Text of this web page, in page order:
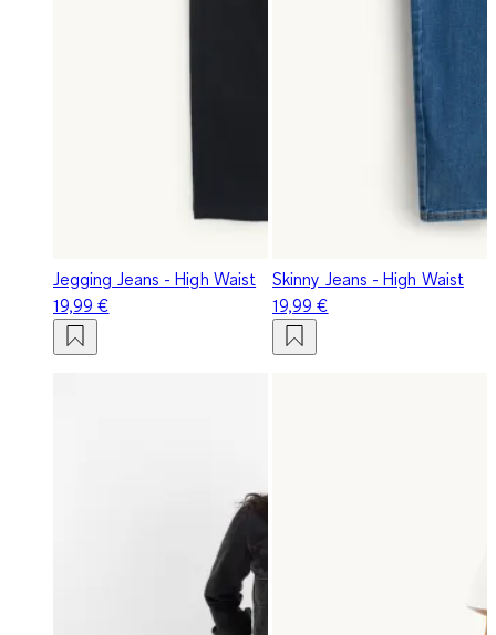
Jegging Jeans - High Waist
19,99 €
Skinny Jeans - High Waist
19,99 €